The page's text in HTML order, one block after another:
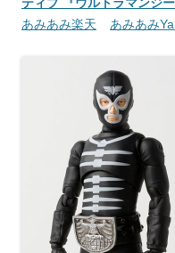
あみあみ楽天
あみあみ